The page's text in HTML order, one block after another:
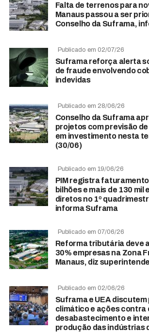
Falta de terrenos para
Manaus passou a ser
Conselho da Suframa,
Publicado em 02/07/26
Suframa reforça alerta
de fraude envolvendo
indevidas
Publicado em 28/06/26
Conselho da Suframa
projetos com previsão de
em investimento nesta
(30/06)
Publicado em 19/06/26
PIM registra faturamento
bilhões e mais de 130 mil
diretos no 1º
informa Suframa
Publicado em 07/06/26
Reforma tributária deve
30% empresas na Zona
Manaus, diz
Publicado em 02/06/26
Suframa e UEA
climático e ações contra
desabastecimento e
produção das indústrias